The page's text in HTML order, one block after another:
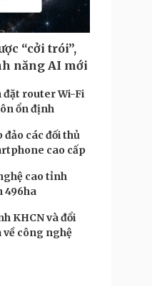
“cởi trói”,
năng AI mới
đặt router Wi-Fi
ổn định
các đối thủ
cao cấp
cao tỉnh
496ha
KHCN và đổi
về công nghệ